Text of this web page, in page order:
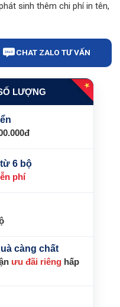
sinh thêm chi phí in tên,
ZALO CHAT ZALO TƯ VẤN
LƯỢNG
★
6 bộ
phí
càng chất
ưu đãi riêng hấp